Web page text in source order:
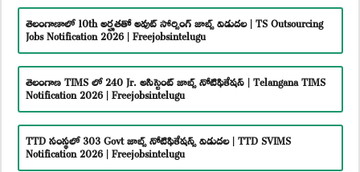
తెలంగాణాలో 10th అర్హతతో అవుట్ సోర్సింగ్ జాబ్స్ విడుదల | TS Outsourcing
Jobs Notification 2026 | Freejobsintelugu
తెలంగాణ TIMS లో 240 Jr. అసిస్టెంట్ జాబ్స్ నోటిఫికేషన్ | Telangana TIMS
Notification 2026 | Freejobsintelugu
TTD సంస్థలో 303 Govt జాబ్స్ నోటిఫికేషన్స్ విడుదల | TTD SVIMS
Notification 2026 | Freejobsintelugu